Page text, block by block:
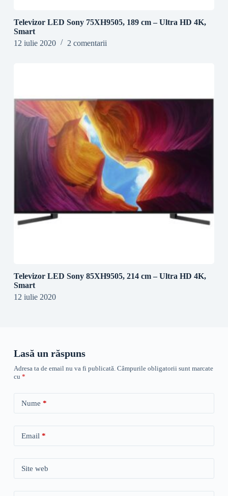
Televizor LED Sony 75XH9505, 189 cm – Ultra HD 4K,
Smart
12 iulie 2020
2 comentarii
Televizor LED Sony 85XH9505, 214 cm – Ultra HD 4K,
Smart
12 iulie 2020
Lasă un răspuns
Adresa ta de email nu va fi publicată. Câmpurile obligatorii sunt marcate
cu *
Nume *
Email *
Site web